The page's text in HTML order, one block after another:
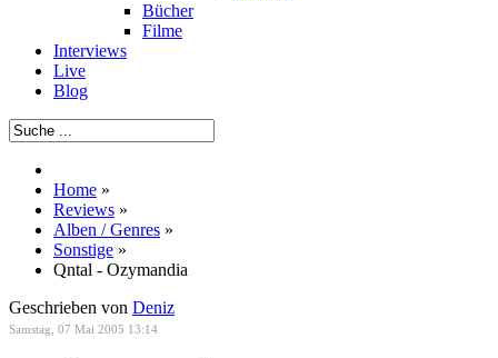
Bücher
Filme
Interviews
Live
Blog
Home »
Reviews »
Alben / Genres »
Sonstige »
Qntal - Ozymandia
Geschrieben von Deniz
Samstag, 07 Mai 2005 13:14